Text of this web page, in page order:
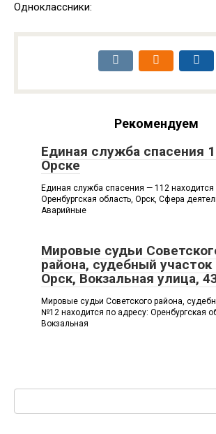
Одноклассники:
Рекомендуем
Единая служба спасения
Орске
Единая служба спасения — 112 находится
Оренбургская область, Орск, Сфера
Аварийные
Мировые судьи
района, судебный
Орск, Вокзальная улица,
Мировые судьи Советского района,
№12 находится по адресу: Оренбургская
Вокзальная
Поиск: